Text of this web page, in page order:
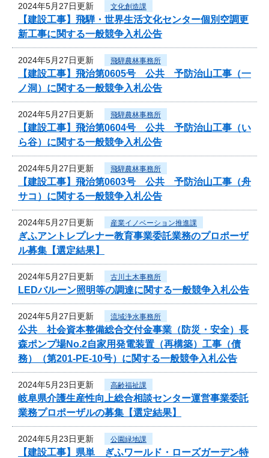
2024年5月27日更新 文化創造課
【建設工事】飛騨・世界生活文化センター個別空調更
新工事に関する一般競争入札公告
2024年5月27日更新 飛騨農林事務所
【建設工事】飛治第0605号 公共 予防治山工事（一
ノ洞）に関する一般競争入札公告
2024年5月27日更新 飛騨農林事務所
【建設工事】飛治第0604号 公共 予防治山工事（い
ら谷）に関する一般競争入札公告
2024年5月27日更新 飛騨農林事務所
【建設工事】飛治第0603号 公共 予防治山工事（舟
サコ）に関する一般競争入札公告
2024年5月27日更新 産業イノベーション推進課
ぎふアントレプレナー教育事業委託業務のプロポーザ
ル募集【選定結果】
2024年5月27日更新 古川土木事務所
LEDバルーン照明等の調達に関する一般競争入札公告
2024年5月27日更新 流域浄水事務所
公共 社会資本整備総合交付金事業（防災・安全）長
森ポンプ場No.2自家用発電装置（再構築）工事（債
務）（第201-PE-10号）に関する一般競争入札公告
2024年5月23日更新 高齢福祉課
岐阜県介護生産性向上総合相談センター運営事業委託
業務プロポーザルの募集【選定結果】
2024年5月23日更新 公園緑地課
【建設工事】県単 ぎふワールド・ローズガーデン特